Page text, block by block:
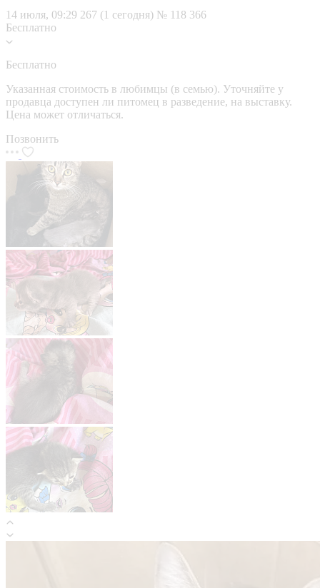
14 июля, 09:29 267 (1 сегодня) № 118 366
Бесплатно
Бесплатно
Указанная стоимость в любимцы (в семью). Уточняйте у
продавца доступен ли питомец в разведение, на выставку.
Цена может отличаться.
Позвонить